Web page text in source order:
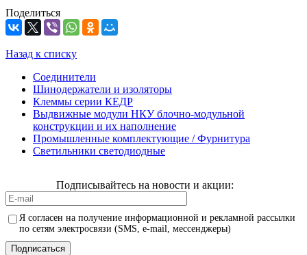
Поделиться
Назад к списку
Соединители
Шинодержатели и изоляторы
Клеммы серии КЕДР
Выдвижные модули НКУ блочно-модульной
конструкции и их наполнение
Промышленные комплектующие / Фурнитура
Светильники светодиодные
Подписывайтесь на новости и акции:
Я согласен на получение информационной и рекламной рассылки
по сетям электросвязи (SMS, e-mail, мессенджеры)